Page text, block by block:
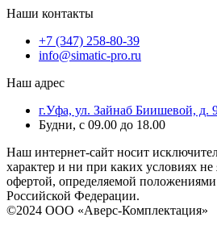
Наши контакты
+7 (347) 258-80-39
info@simatic-pro.ru
Наш адрес
г.Уфа, ул. Зайнаб Биишевой, д.
Будни, с 09.00 до 18.00
Наш интернет-сайт носит
характер и ни при каких условиях не
офертой, определяемой
Российской Федерации.
©2024 ООО «Аверс-Комплектация»